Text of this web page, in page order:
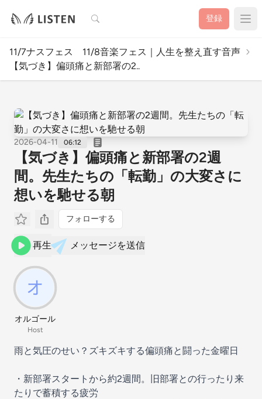
検索 登録
11/7ナスフェス 11/8音楽フェス｜人生を整え直す音声
【気づき】偏頭痛と新部署の2..
2026-04-11 06:12
【気づき】偏頭痛と新部署の2週
間。先生たちの「転勤」の大変さに
想いを馳せる朝
フォローする
再生 メッセージを送信
オルゴール
Host
雨と気圧のせい？ズキズキする偏頭痛と闘った金曜日
・新部署スタートから約2週間。旧部署との行ったり来
たりで蓄積する疲労